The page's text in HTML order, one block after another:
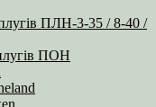
ПЛН-3-35 / 8-40 /
ПОН